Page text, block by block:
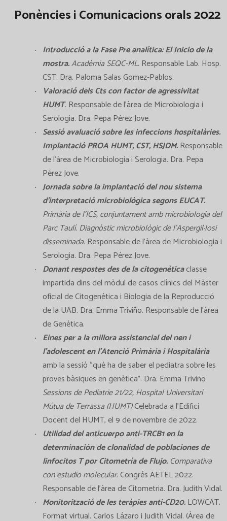
Ponències i Comunicacions orals 2022
Introducció a la Fase Pre analítica: El Inicio de la
mostra.Acadèmia SEQC-ML.Responsable Lab. Hosp.
CST. Dra. Paloma Salas Gomez-Pablos.
Valoració dels Cts con factor de agressivitat
HUMT. Responsable de l’àrea de Microbiologia i
Serologia. Dra. Pepa Pérez Jove.
Sessió avaluació sobre les infeccions hospitalàries.
Implantació PROA HUMT, CST, HSJDM.Responsable
de l’àrea de Microbiologia i Serologia. Dra. Pepa
Pérez Jove.
Jornada sobre la implantació del nou sistema
d’interpretació microbiològica segons EUCAT.
Primària de l’ICS, conjuntament amb microbiologia del
Parc Taulí. Diagnòstic microbiològic de l’Aspergil·losi
disseminada.Responsable de l’àrea de Microbiologia i
Serologia. Dra. Pepa Pérez Jove.
Donant respostes des de la citogenèticaclasse
impartida dins del mòdul de casos clínics del Màster
oficial de Citogenètica i Biologia de la Reproducció
de la UAB. Dra. Emma Triviño. Responsable de l’àrea
de Genètica.
Eines per a la millora assistencial del nen i
l’adolescent en l’Atenció Primària i Hospitalària
amb la sessió “què ha de saber el pediatra sobre les
proves bàsiques en genètica”. Dra. Emma Triviño
Sessions de Pediatrie 21/22, Hospital Universitari
Mútua de Terrassa (HUMT)Celebrada a l’Edifici
Docent del HUMT, el 9 de novembre de 2022.
Utilidad del anticuerpo anti-TRCB1 en la
determinación de clonalidad de poblaciones de
linfocitos T por Citometría de Flujo. Comparativa
con estudio molecular.Congrés AETEL 2022.
Responsable de l’àrea de Citometria. Dra. Judith Vidal.
Monitorització de les teràpies anti-CD20.LOWCAT.
Format virtual. Carlos Lázaro i Judith Vidal. (Àrea de